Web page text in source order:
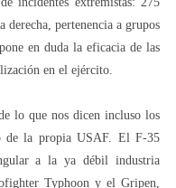
derecha, pertenencia a grupos
en duda la eficacia de las
en el ejército.
lo que nos dicen incluso los
de la propia USAF. El F-35
a la ya débil industria
Typhoon y el Gripen,